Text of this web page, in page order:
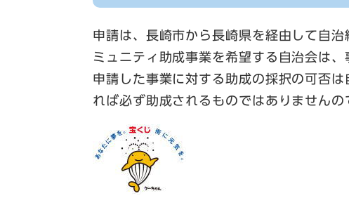
申請は、長崎市から長崎県を経由して自
ミュニティ助成事業を希望する自治会は
申請した事業に対する助成の採択の可否
れば必ず助成されるものではありませんの